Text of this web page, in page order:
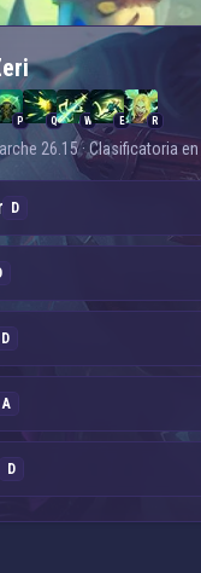
P Q W E R
26.15 · Clasificatoria
D
D
A
D